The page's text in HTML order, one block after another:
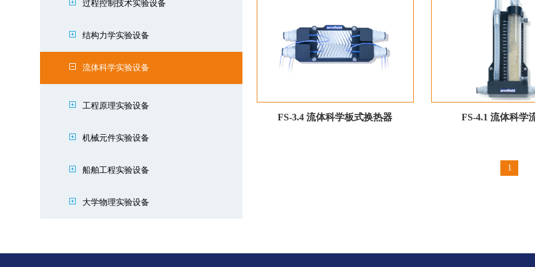
过程控制技术实验设备
结构力学实验设备
流体科学实验设备
工程原理实验设备
机械元件实验设备
船舶工程实验设备
大学物理实验设备
FS-3.4 流体科学板式换热器 FS-4.1 流体科学
1